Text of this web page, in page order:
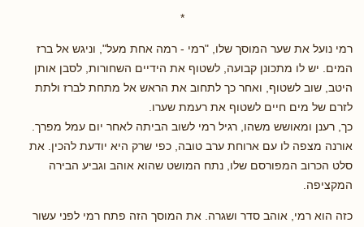
*
רמי נועל את שער המוסך שלו, "רמי - רמה אחת מעל", וניגש אל ברז
המים. יש לו מתכונן קבועה, לשטוף את הידיים השחורות, לסבן אותן
היטב, שוב לשטוף, ואחר כך לתחוב את הראש אל מתחת לברז ולתת
לזרם של מים חיים לשטוף את רעמת שערו.
כך, רענן ומאושש משהו, רגיל רמי לשוב הביתה לאחר יום עמל מפרך.
אורנה מצפה לו עם ארוחת ערב טובה, כפי שרק היא יודעת להכין. את
סלט הכרוב המפורסם שלו, נתח המושט שהוא אוהב וגביע הבירה
המקציפה.
כזה הוא רמי, אוהב סדר ושגרה. את המוסך הזה פתח רמי לפני עשור